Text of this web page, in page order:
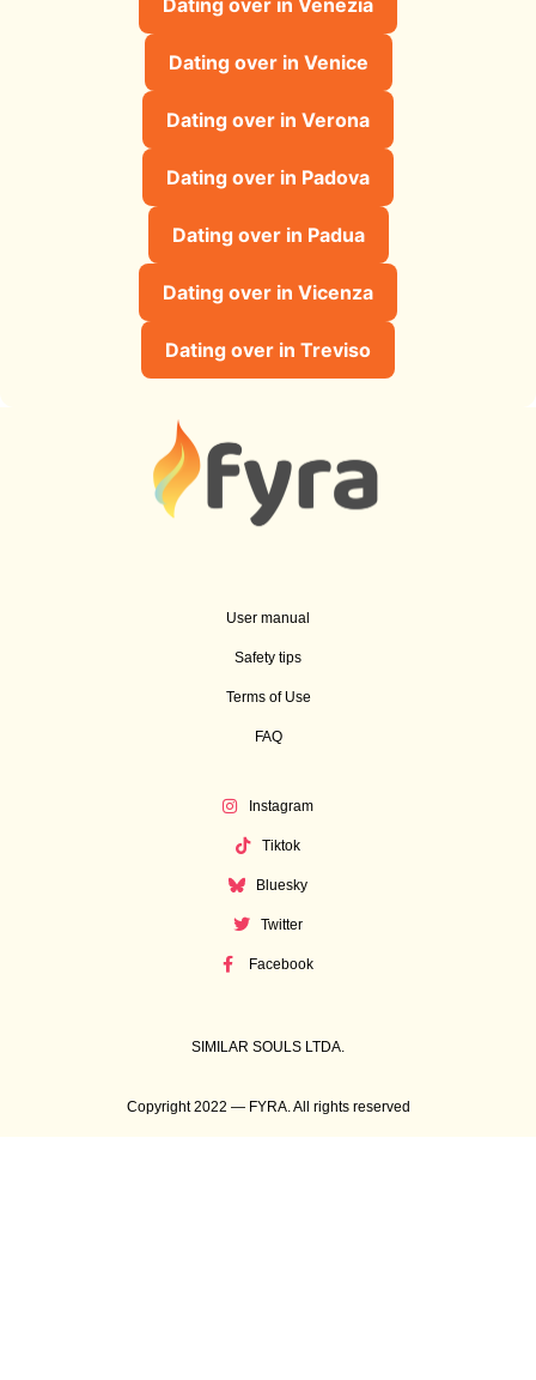
Dating over in Venice
Dating over in Verona
Dating over in Padova
Dating over in Padua
Dating over in Vicenza
Dating over in Treviso
User manual
Safety tips
Terms of Use
FAQ
Instagram
Tiktok
Bluesky
Twitter
Facebook
SIMILAR SOULS LTDA.
Copyright 2022 — FYRA. All rights reserved